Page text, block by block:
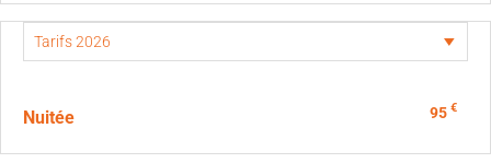
Nuitée 95 €